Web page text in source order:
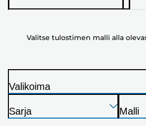
Valitse tulostimen malli alla
Paina
Enter
T
Valikoima
Paina
Enter
T
Sarja
Paina
Enter
T
Malli